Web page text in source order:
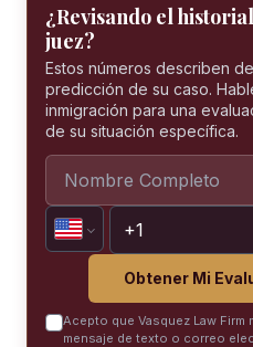
¿Revisando el
juez?
Estos números describen
predicción de su caso.
inmigración para una
de su situación específica.
Obtener Mi
Acepto que Vasquez Law Firm
mensaje de texto o correo